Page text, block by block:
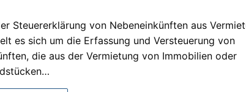
Steuererklärung von Nebeneinkünften aus
es sich um die Erfassung und Versteuerung von
die aus der Vermietung von Immobilien oder